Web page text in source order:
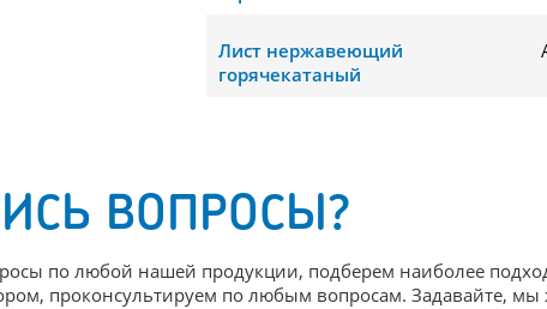
Лист нержавеющий
горячекатаный
ВОПРОСЫ?
по любой нашей продукции, подберем наиболее
проконсультируем по любым вопросам. Задавайте, мы